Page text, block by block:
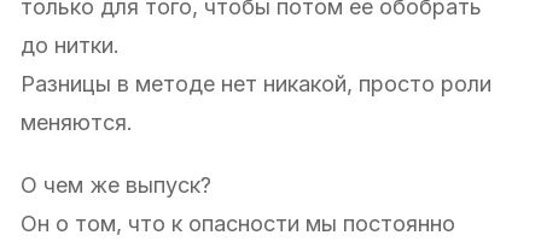
только для того, чтобы потом ее обобрать
до нитки.
Разницы в методе нет никакой, просто роли
меняются.
О чем же выпуск?
Он о том, что к опасности мы постоянно